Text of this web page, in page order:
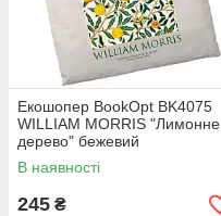
Екошопер BookOpt BK4075
WILLIAM MORRIS "Лимонне
дерево" бежевий
В наявності
245 ₴